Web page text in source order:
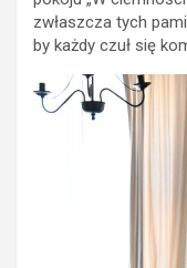
zwłaszcza tych
by każdy czuł się